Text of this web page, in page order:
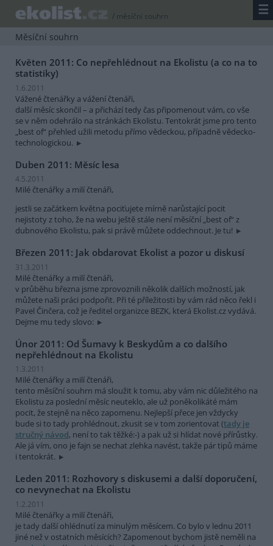
/ měsíční souhrn ☰
Měsíční souhrn
Květen 2011: Co nepřehlédnout na Ekolistu (a co na to
statistiky)
1.6.2011
Vážené čtenářky a vážení čtenáři,
další měsíc skončil – a přichází tedy čas připomenout vám, co vše
se v něm odehrálo na stránkách Ekolistu. Tentokrát jsme pro tento
„best of“ přehled užili metodu přímo vědeckou, případně vědecko-
technologickou.
Duben 2011: Měsíc lesa
4.5.2011
Milé čtenářky a milí čtenáři,
jestli se začátkem května pociťujete mírně narůstající pocit
nejistoty z toho, že na webu ještě stále není měsíční „best of“ z
dubnového Ekolistu, pak si právě můžete oddechnout. Je tu!
Březen 2011: Jak obdarovat Ekolist a pozor u diskusí
31.3.2011
Milé čtenářky a milí čtenáři,
v průběhu března jsme zprovoznili několik dalších možností, jak
můžete naši práci podpořit. Při té příležitosti by vám rád něco řekl i
Pavel Činčera, což je ředitel organizce BEZK, která Ekolist.cz vydává.
Dejme mu tedy slovo:
Únor 2011: Od Šumavy k Beskydům a co dalšího
nepřehlédnout na Ekolistu
1.3.2011
Milé čtenářky a milí čtenáři,
tento měsíční souhrn má sloužit k tomu, aby vám nic důležitého na
Ekolistu za poslední měsíc neuteklo, ale už poněkolikáté mám
pocit, že stejně na něco zapomenu. Nejlepší přece jen vždycky
bude si to tady prohlédnout, zkusit se v tom zorientovat (tady je
stručný návod, není to tak těžké:-) a pak už si hlídat nové přírůstky.
Ale já vím, ono je fajn se nechat zlehka navést, takže pár tipů máme
i tentokrát.
Leden 2011: Rozhovory s diskusemi a další doporučení,
co nevynechat na Ekolistu
1.2.2011
Milé čtenářky a milí čtenáři,
je tady další ohlédnutí za minulým měsícem. Co bylo v lednu 2011
jiné než v ostatních měsících? Zapomenout bychom jistě neměli na